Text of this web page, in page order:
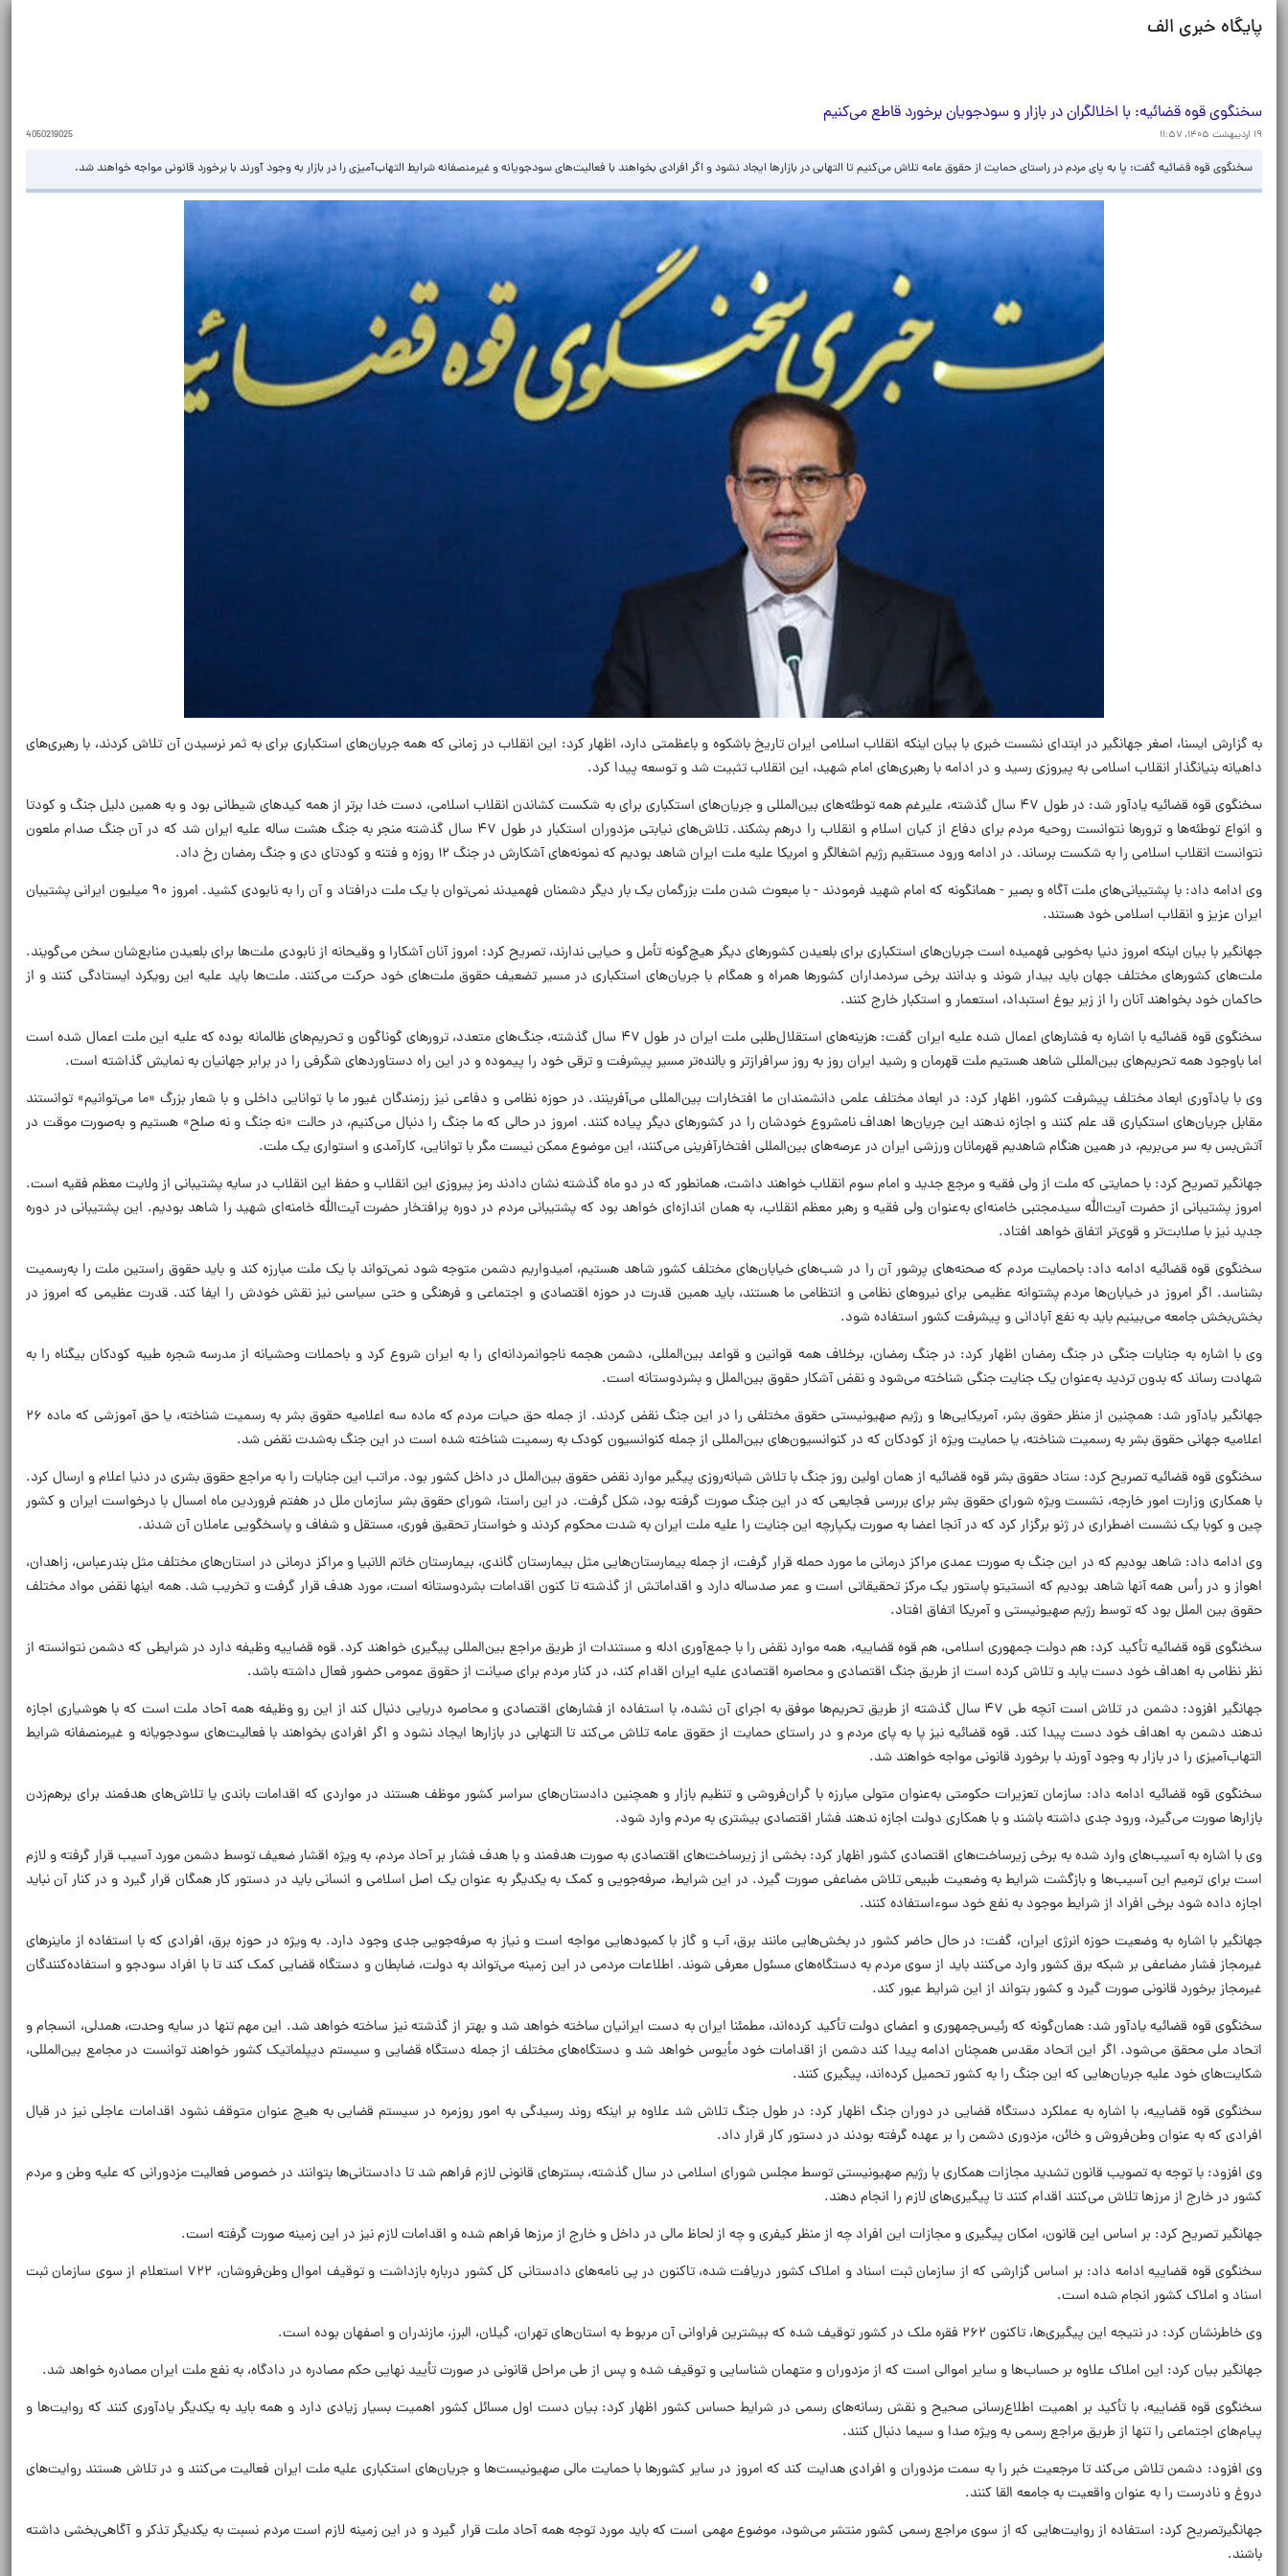
پایگاه خبری الف
سخنگوی قوه قضائیه: با اخلالگران در بازار و سودجویان برخورد قاطع می‌کنیم
۱۹ اردیبهشت ۱۴۰۵، ۱۱:۵۷ 4050219025
سخنگوی قوه قضائیه گفت: پا به پای مردم در راستای حمایت از حقوق عامه تلاش می‌کنیم تا التهابی در بازارها ایجاد نشود و اگر افرادی بخواهند با فعالیت‌های سودجویانه و غیرمنصفانه شرایط التهاب‌آمیزی را در بازار به وجود آورند با برخورد قانونی مواجه خواهند شد.
به گزارش ایسنا، اصغر جهانگیر در ابتدای نشست خبری با بیان اینکه انقلاب اسلامی ایران تاریخ باشکوه و باعظمتی دارد، اظهار کرد: این انقلاب در زمانی که همه جریان‌های استکباری برای به ثمر نرسیدن آن تلاش کردند، با رهبری‌های
داهیانه بنیانگذار انقلاب اسلامی به پیروزی رسید و در ادامه با رهبری‌های امام شهید، این انقلاب تثبیت شد و توسعه پیدا کرد.
سخنگوی قوه قضائیه یادآور شد: در طول ۴۷ سال گذشته، علیرغم همه توطئه‌های بین‌المللی و جریان‌های استکباری برای به شکست کشاندن انقلاب اسلامی، دست خدا برتر از همه کیدهای شیطانی بود و به همین دلیل جنگ و کودتا
و انواع توطئه‌ها و ترورها نتوانست روحیه مردم برای دفاع از کیان اسلام و انقلاب را درهم بشکند. تلاش‌های نیابتی مزدوران استکبار در طول ۴۷ سال گذشته منجر به جنگ هشت ساله علیه ایران شد که در آن جنگ صدام ملعون
نتوانست انقلاب اسلامی را به شکست برساند. در ادامه ورود مستقیم رژیم اشغالگر و امریکا علیه ملت ایران شاهد بودیم که نمونه‌های آشکارش در جنگ ۱۲ روزه و فتنه و کودتای دی و جنگ رمضان رخ داد.
وی ادامه داد: با پشتیبانی‌های ملت آگاه و بصیر - همانگونه که امام شهید فرمودند - با مبعوث شدن ملت بزرگمان یک بار دیگر دشمنان فهمیدند نمی‌توان با یک ملت درافتاد و آن را به نابودی کشید. امروز ۹۰ میلیون ایرانی پشتیبان
ایران عزیز و انقلاب اسلامی خود هستند.
جهانگیر با بیان اینکه امروز دنیا به‌خوبی فهمیده است جریان‌های استکباری برای بلعیدن کشورهای دیگر هیچ‌گونه تأمل و حیایی ندارند، تصریح کرد: امروز آنان آشکارا و وقیحانه از نابودی ملت‌ها برای بلعیدن منابع‌شان سخن می‌گویند.
ملت‌های کشورهای مختلف جهان باید بیدار شوند و بدانند برخی سردمداران کشورها همراه و همگام با جریان‌های استکباری در مسیر تضعیف حقوق ملت‌های خود حرکت می‌کنند. ملت‌ها باید علیه این رویکرد ایستادگی کنند و از
حاکمان خود بخواهند آنان را از زیر یوغ استبداد، استعمار و استکبار خارج کنند.
سخنگوی قوه قضائیه با اشاره به فشارهای اعمال شده علیه ایران گفت: هزینه‌های استقلال‌طلبی ملت ایران در طول ۴۷ سال گذشته، جنگ‌های متعدد، ترورهای گوناگون و تحریم‌های ظالمانه بوده که علیه این ملت اعمال شده است
اما باوجود همه تحریم‌های بین‌المللی شاهد هستیم ملت قهرمان و رشید ایران روز به روز سرافرازتر و بالنده‌تر مسیر پیشرفت و ترقی خود را پیموده و در این راه دستاوردهای شگرفی را در برابر جهانیان به نمایش گذاشته است.
وی با یادآوری ابعاد مختلف پیشرفت کشور، اظهار کرد: در ابعاد مختلف علمی دانشمندان ما افتخارات بین‌المللی می‌آفرینند. در حوزه نظامی و دفاعی نیز رزمندگان غیور ما با توانایی داخلی و با شعار بزرگ «ما می‌توانیم» توانستند
مقابل جریان‌های استکباری قد علم کنند و اجازه ندهند این جریان‌ها اهداف نامشروع خودشان را در کشورهای دیگر پیاده کنند. امروز در حالی که ما جنگ را دنبال می‌کنیم، در حالت «نه جنگ و نه صلح» هستیم و به‌صورت موقت در
آتش‌بس به سر می‌بریم، در همین هنگام شاهدیم قهرمانان ورزشی ایران در عرصه‌های بین‌المللی افتخارآفرینی می‌کنند، این موضوع ممکن نیست مگر با توانایی، کارآمدی و استواری یک ملت.
جهانگیر تصریح کرد: با حمایتی که ملت از ولی فقیه و مرجع جدید و امام سوم انقلاب خواهند داشت، همانطور که در دو ماه گذشته نشان دادند رمز پیروزی این انقلاب و حفظ این انقلاب در سایه پشتیبانی از ولایت معظم فقیه است.
امروز پشتیبانی از حضرت آیت‌الله سیدمجتبی خامنه‌ای به‌عنوان ولی فقیه و رهبر معظم انقلاب، به همان اندازه‌ای خواهد بود که پشتیبانی مردم در دوره پرافتخار حضرت آیت‌الله خامنه‌ای شهید را شاهد بودیم. این پشتیبانی در دوره
جدید نیز با صلابت‌تر و قوی‌تر اتفاق خواهد افتاد.
سخنگوی قوه قضائیه ادامه داد: باحمایت مردم که صحنه‌های پرشور آن را در شب‌های خیابان‌های مختلف کشور شاهد هستیم، امیدواریم دشمن متوجه شود نمی‌تواند با یک ملت مبارزه کند و باید حقوق راستین ملت را به‌رسمیت
بشناسد. اگر امروز در خیابان‌ها مردم پشتوانه عظیمی برای نیروهای نظامی و انتظامی ما هستند، باید همین قدرت در حوزه اقتصادی و اجتماعی و فرهنگی و حتی سیاسی نیز نقش خودش را ایفا کند. قدرت عظیمی که امروز در
بخش‌بخش جامعه می‌بینیم باید به نفع آبادانی و پیشرفت کشور استفاده شود.
وی با اشاره به جنایات جنگی در جنگ رمضان اظهار کرد: در جنگ رمضان، برخلاف همه قوانین و قواعد بین‌المللی، دشمن هجمه ناجوانمردانه‌ای را به ایران شروع کرد و باحملات وحشیانه از مدرسه شجره طیبه کودکان بیگناه را به
شهادت رساند که بدون تردید به‌عنوان یک جنایت جنگی شناخته می‌شود و نقض آشکار حقوق بین‌الملل و بشردوستانه است.
جهانگیر یادآور شد: همچنین از منظر حقوق بشر، آمریکایی‌ها و رژیم صهیونیستی حقوق مختلفی را در این جنگ نقض کردند. از جمله حق حیات مردم که ماده سه اعلامیه حقوق بشر به رسمیت شناخته، یا حق آموزشی که ماده ۲۶
اعلامیه جهانی حقوق بشر به رسمیت شناخته، یا حمایت ویژه از کودکان که در کنوانسیون‌های بین‌المللی از جمله کنوانسیون کودک به رسمیت شناخته شده است در این جنگ به‌شدت نقض شد.
سخنگوی قوه قضائیه تصریح کرد: ستاد حقوق بشر قوه قضائیه از همان اولین روز جنگ با تلاش شبانه‌روزی پیگیر موارد نقض حقوق بین‌الملل در داخل کشور بود. مراتب این جنایات را به مراجع حقوق بشری در دنیا اعلام و ارسال کرد.
با همکاری وزارت امور خارجه، نشست ویژه شورای حقوق بشر برای بررسی فجایعی که در این جنگ صورت گرفته بود، شکل گرفت. در این راستا، شورای حقوق بشر سازمان ملل در هفتم فروردین ماه امسال با درخواست ایران و کشور
چین و کوبا یک نشست اضطراری در ژنو برگزار کرد که در آنجا اعضا به صورت یکپارچه این جنایت را علیه ملت ایران به شدت محکوم کردند و خواستار تحقیق فوری، مستقل و شفاف و پاسخگویی عاملان آن شدند.
وی ادامه داد: شاهد بودیم که در این جنگ به صورت عمدی مراکز درمانی ما مورد حمله قرار گرفت، از جمله بیمارستان‌هایی مثل بیمارستان گاندی، بیمارستان خاتم الانبیا و مراکز درمانی در استان‌های مختلف مثل بندرعباس، زاهدان،
اهواز و در رأس همه آنها شاهد بودیم که انستیتو پاستور یک مرکز تحقیقاتی است و عمر صدساله دارد و اقداماتش از گذشته تا کنون اقدامات بشردوستانه است، مورد هدف قرار گرفت و تخریب شد. همه اینها نقض مواد مختلف
حقوق بین الملل بود که توسط رژیم صهیونیستی و آمریکا اتفاق افتاد.
سخنگوی قوه قضائیه تأکید کرد: هم دولت جمهوری اسلامی، هم قوه قضاییه، همه موارد نقض را با جمع‌آوری ادله و مستندات از طریق مراجع بین‌المللی پیگیری خواهند کرد. قوه قضاییه وظیفه دارد در شرایطی که دشمن نتوانسته از
نظر نظامی به اهداف خود دست یابد و تلاش کرده است از طریق جنگ اقتصادی و محاصره اقتصادی علیه ایران اقدام کند، در کنار مردم برای صیانت از حقوق عمومی حضور فعال داشته باشد.
جهانگیر افزود: دشمن در تلاش است آنچه طی ۴۷ سال گذشته از طریق تحریم‌ها موفق به اجرای آن نشده، با استفاده از فشارهای اقتصادی و محاصره دریایی دنبال کند از این رو وظیفه همه آحاد ملت است که با هوشیاری اجازه
ندهند دشمن به اهداف خود دست پیدا کند. قوه قضائیه نیز پا به پای مردم و در راستای حمایت از حقوق عامه تلاش می‌کند تا التهابی در بازارها ایجاد نشود و اگر افرادی بخواهند با فعالیت‌های سودجویانه و غیرمنصفانه شرایط
التهاب‌آمیزی را در بازار به وجود آورند با برخورد قانونی مواجه خواهند شد.
سخنگوی قوه قضائیه ادامه داد: سازمان تعزیرات حکومتی به‌عنوان متولی مبارزه با گران‌فروشی و تنظیم بازار و همچنین دادستان‌های سراسر کشور موظف هستند در مواردی که اقدامات باندی یا تلاش‌های هدفمند برای برهم‌زدن
بازارها صورت می‌گیرد، ورود جدی داشته باشند و با همکاری دولت اجازه ندهند فشار اقتصادی بیشتری به مردم وارد شود.
وی با اشاره به آسیب‌های وارد شده به برخی زیرساخت‌های اقتصادی کشور اظهار کرد: بخشی از زیرساخت‌های اقتصادی به صورت هدفمند و با هدف فشار بر آحاد مردم، به ویژه اقشار ضعیف توسط دشمن مورد آسیب قرار گرفته و لازم
است برای ترمیم این آسیب‌ها و بازگشت شرایط به وضعیت طبیعی تلاش مضاعفی صورت گیرد. در این شرایط، صرفه‌جویی و کمک به یکدیگر به عنوان یک اصل اسلامی و انسانی باید در دستور کار همگان قرار گیرد و در کنار آن نباید
اجازه داده شود برخی افراد از شرایط موجود به نفع خود سوءاستفاده کنند.
جهانگیر با اشاره به وضعیت حوزه انرژی ایران، گفت: در حال حاضر کشور در بخش‌هایی مانند برق، آب و گاز با کمبودهایی مواجه است و نیاز به صرفه‌جویی جدی وجود دارد. به ویژه در حوزه برق، افرادی که با استفاده از ماینرهای
غیرمجاز فشار مضاعفی بر شبکه برق کشور وارد می‌کنند باید از سوی مردم به دستگاه‌های مسئول معرفی شوند. اطلاعات مردمی در این زمینه می‌تواند به دولت، ضابطان و دستگاه قضایی کمک کند تا با افراد سودجو و استفاده‌کنندگان
غیرمجاز برخورد قانونی صورت گیرد و کشور بتواند از این شرایط عبور کند.
سخنگوی قوه قضائیه یادآور شد: همان‌گونه که رئیس‌جمهوری و اعضای دولت تأکید کرده‌اند، مطمئنا ایران به دست ایرانیان ساخته خواهد شد و بهتر از گذشته نیز ساخته خواهد شد. این مهم تنها در سایه وحدت، همدلی، انسجام و
اتحاد ملی محقق می‌شود. اگر این اتحاد مقدس همچنان ادامه پیدا کند دشمن از اقدامات خود مأیوس خواهد شد و دستگاه‌های مختلف از جمله دستگاه قضایی و سیستم دیپلماتیک کشور خواهند توانست در مجامع بین‌المللی،
شکایت‌های خود علیه جریان‌هایی که این جنگ را به کشور تحمیل کرده‌اند، پیگیری کنند.
سخنگوی قوه قضاییه، با اشاره به عملکرد دستگاه قضایی در دوران جنگ اظهار کرد: در طول جنگ تلاش شد علاوه بر اینکه روند رسیدگی به امور روزمره در سیستم قضایی به هیچ عنوان متوقف نشود اقدامات عاجلی نیز در قبال
افرادی که به عنوان وطن‌فروش و خائن، مزدوری دشمن را بر عهده گرفته بودند در دستور کار قرار داد.
وی افزود: با توجه به تصویب قانون تشدید مجازات همکاری با رژیم صهیونیستی توسط مجلس شورای اسلامی در سال گذشته، بسترهای قانونی لازم فراهم شد تا دادستانی‌ها بتوانند در خصوص فعالیت مزدورانی که علیه وطن و مردم
کشور در خارج از مرزها تلاش می‌کنند اقدام کنند تا پیگیری‌های لازم را انجام دهند.
جهانگیر تصریح کرد: بر اساس این قانون، امکان پیگیری و مجازات این افراد چه از منظر کیفری و چه از لحاظ مالی در داخل و خارج از مرزها فراهم شده و اقدامات لازم نیز در این زمینه صورت گرفته است.
سخنگوی قوه قضاییه ادامه داد: بر اساس گزارشی که از سازمان ثبت اسناد و املاک کشور دریافت شده، تاکنون در پی نامه‌های دادستانی کل کشور درباره بازداشت و توقیف اموال وطن‌فروشان، ۷۲۲ استعلام از سوی سازمان ثبت
اسناد و املاک کشور انجام شده است.
وی خاطرنشان کرد: در نتیجه این پیگیری‌ها، تاکنون ۲۶۲ فقره ملک در کشور توقیف شده که بیشترین فراوانی آن مربوط به استان‌های تهران، گیلان، البرز، مازندران و اصفهان بوده است.
جهانگیر بیان کرد: این املاک علاوه بر حساب‌ها و سایر اموالی است که از مزدوران و متهمان شناسایی و توقیف شده و پس از طی مراحل قانونی در صورت تأیید نهایی حکم مصادره در دادگاه، به نفع ملت ایران مصادره خواهد شد.
سخنگوی قوه قضاییه، با تأکید بر اهمیت اطلاع‌رسانی صحیح و نقش رسانه‌های رسمی در شرایط حساس کشور اظهار کرد: بیان دست اول مسائل کشور اهمیت بسیار زیادی دارد و همه باید به یکدیگر یادآوری کنند که روایت‌ها و
پیام‌های اجتماعی را تنها از طریق مراجع رسمی به ویژه صدا و سیما دنبال کنند.
وی افزود: دشمن تلاش می‌کند تا مرجعیت خبر را به سمت مزدوران و افرادی هدایت کند که امروز در سایر کشورها با حمایت مالی صهیونیست‌ها و جریان‌های استکباری علیه ملت ایران فعالیت می‌کنند و در تلاش هستند روایت‌های
دروغ و نادرست را به عنوان واقعیت به جامعه القا کنند.
جهانگیرتصریح کرد: استفاده از روایت‌هایی که از سوی مراجع رسمی کشور منتشر می‌شود، موضوع مهمی است که باید مورد توجه همه آحاد ملت قرار گیرد و در این زمینه لازم است مردم نسبت به یکدیگر تذکر و آگاهی‌بخشی داشته
باشند.